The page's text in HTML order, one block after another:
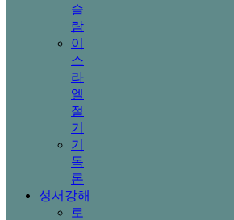
슬
람
이
스
라
엘
절
기
기
독
론
성서강해
로